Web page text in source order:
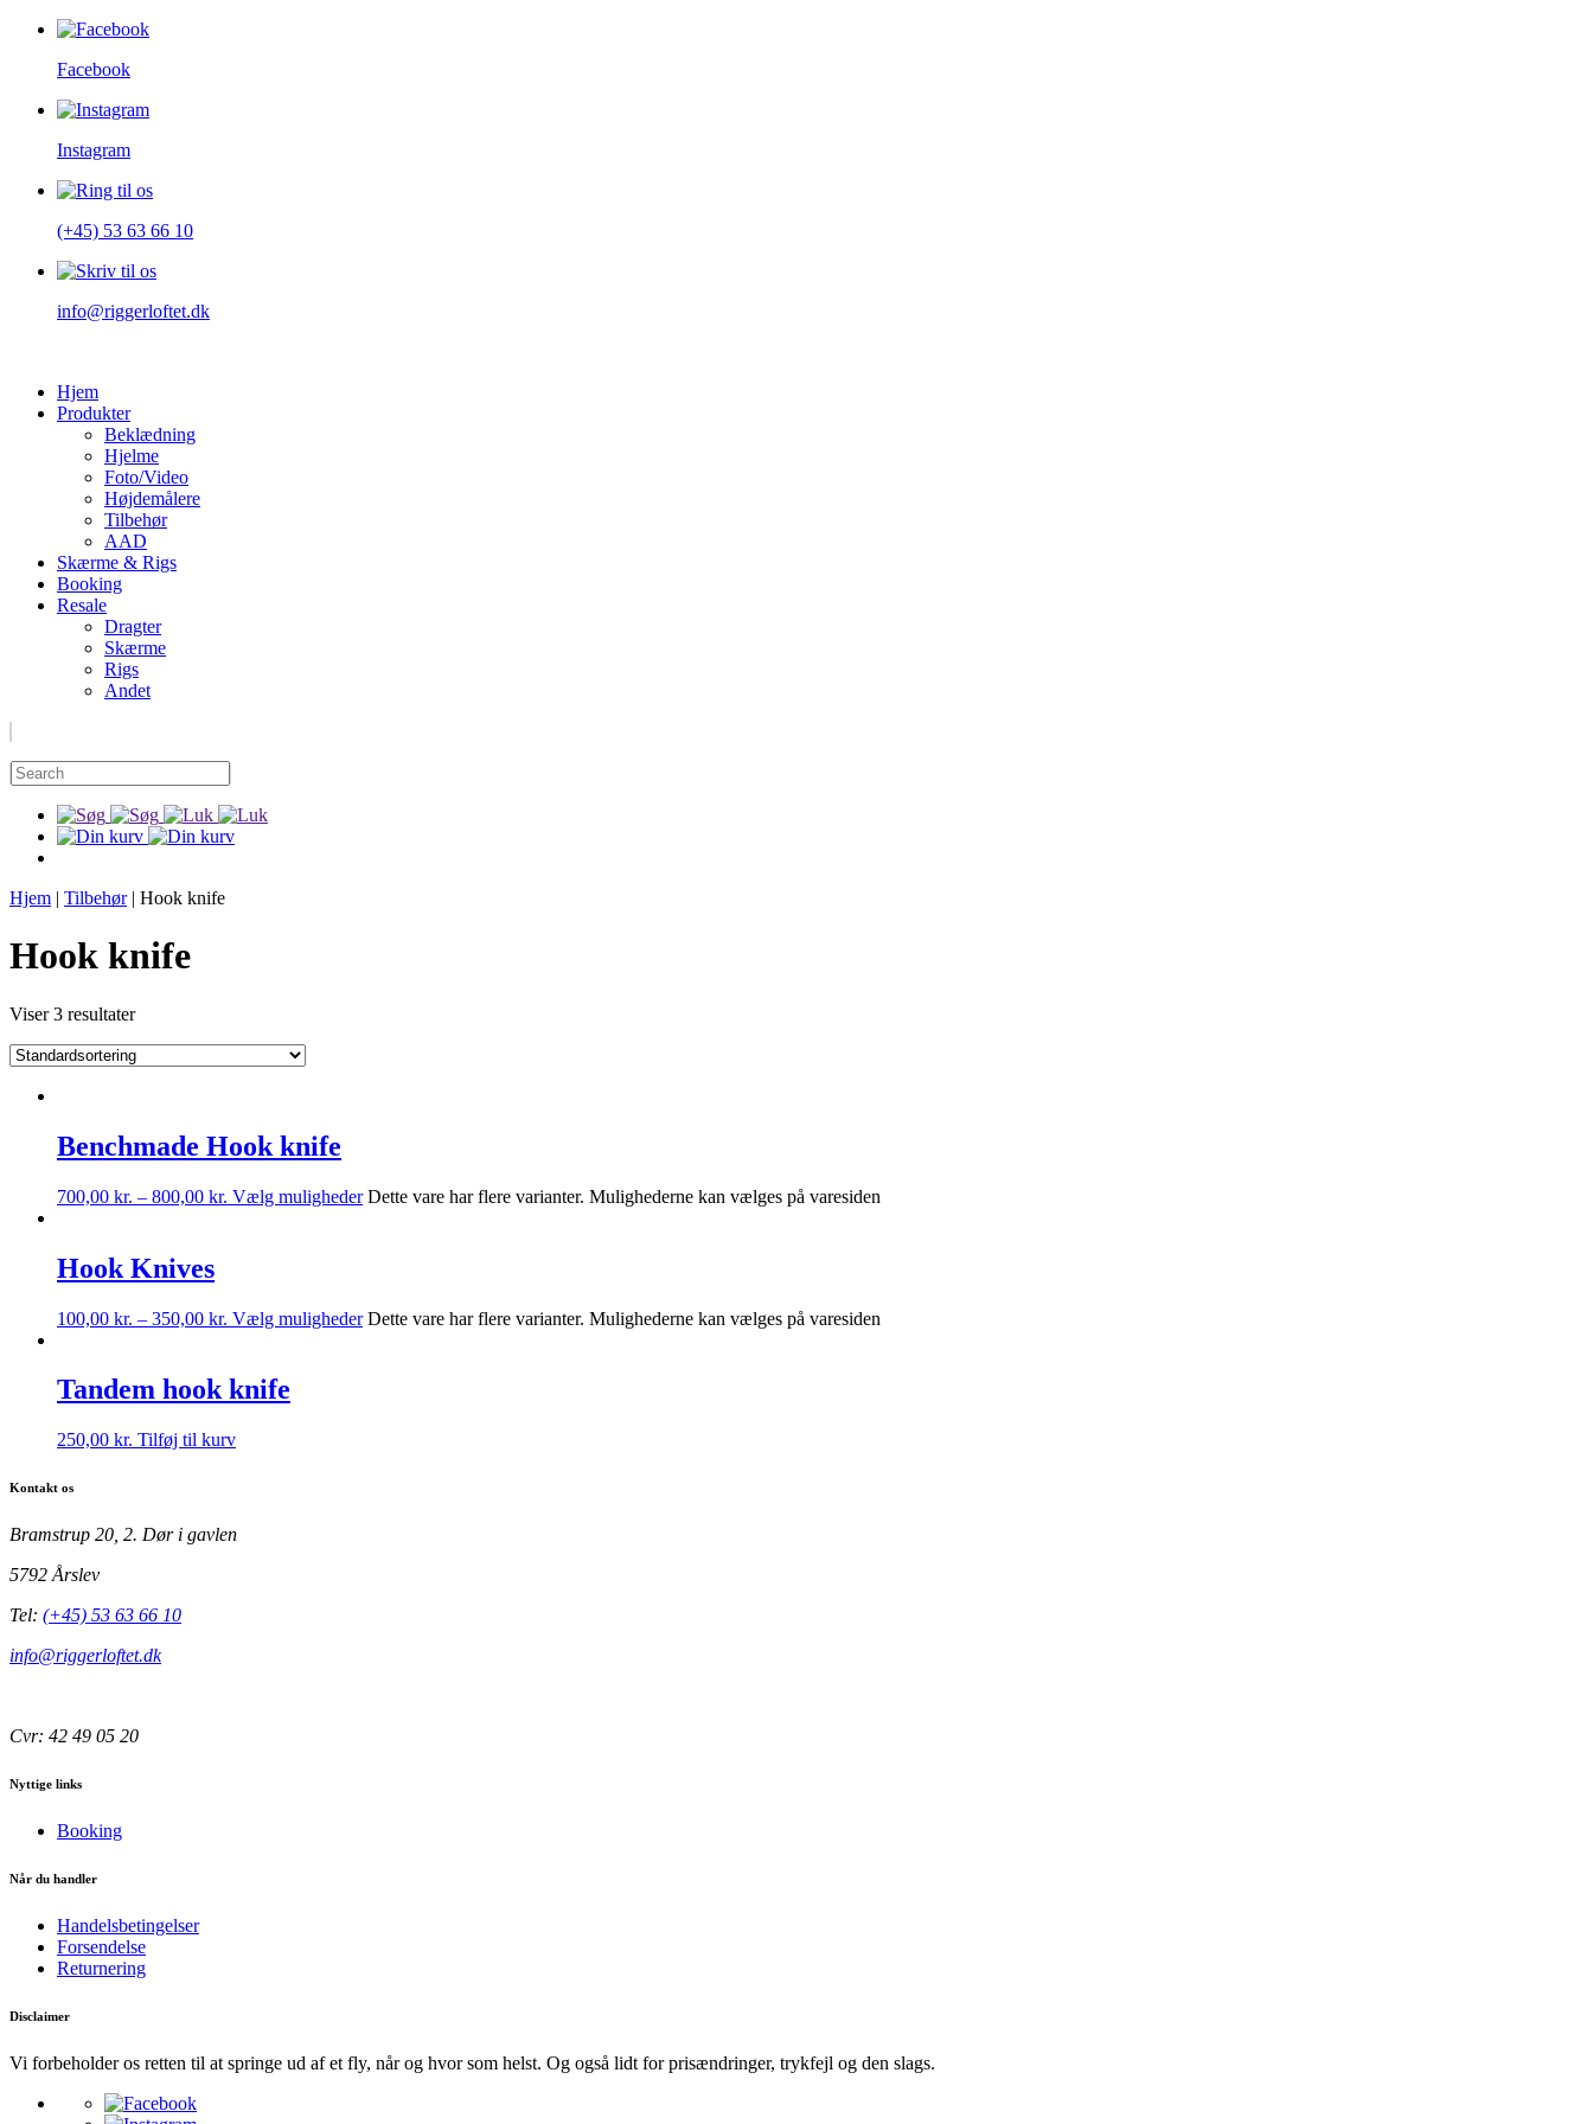
Facebook
Instagram
(+45) 53 63 66 10
info@riggerloftet.dk
Hjem
Produkter
Beklædning
Hjelme
Foto/Video
Højdemålere
Tilbehør
AAD
Skærme & Rigs
Booking
Resale
Dragter
Skærme
Rigs
Andet
Hjem | Tilbehør| Hook knife
Hook knife
Viser 3 resultater
Benchmade Hook knife
700,00 kr. – 800,00 kr. Vælg muligheder Dette vare har flere varianter. Mulighederne kan vælges på varesiden
Hook Knives
100,00 kr. – 350,00 kr. Vælg muligheder Dette vare har flere varianter. Mulighederne kan vælges på varesiden
Tandem hook knife
250,00 kr. Tilføj til kurv
Kontakt os
Bramstrup 20, 2. Dør i gavlen
5792 Årslev
Tel: (+45) 53 63 66 10
info@riggerloftet.dk
Cvr: 42 49 05 20
Nyttige links
Booking
Når du handler
Handelsbetingelser
Forsendelse
Returnering
Disclaimer
Vi forbeholder os retten til at springe ud af et fly, når og hvor som helst. Og også lidt for prisændringer, trykfejl og den slags.